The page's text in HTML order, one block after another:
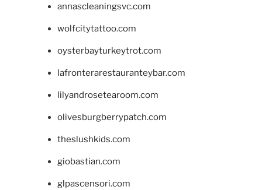
annascleaningsvc.com
wolfcitytattoo.com
oysterbayturkeytrot.com
lafronterarestauranteybar.com
lilyandrosetearoom.com
olivesburgberrypatch.com
theslushkids.com
giobastian.com
glpascensori.com